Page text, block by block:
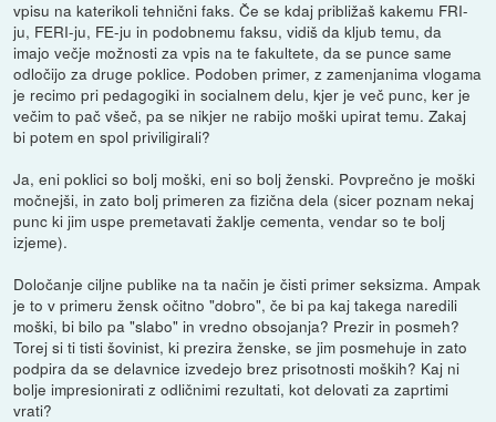
vpisu na katerikoli tehnični faks. Če se kdaj približaš kakemu FRI-
ju, FERI-ju, FE-ju in podobnemu faksu, vidiš da kljub temu, da
imajo večje možnosti za vpis na te fakultete, da se punce same
odločijo za druge poklice. Podoben primer, z zamenjanima vlogama
je recimo pri pedagogiki in socialnem delu, kjer je več punc, ker je
večim to pač všeč, pa se nikjer ne rabijo moški upirat temu. Zakaj
bi potem en spol priviligirali?
Ja, eni poklici so bolj moški, eni so bolj ženski. Povprečno je moški
močnejši, in zato bolj primeren za fizična dela (sicer poznam nekaj
punc ki jim uspe premetavati žaklje cementa, vendar so te bolj
izjeme).
Določanje ciljne publike na ta način je čisti primer seksizma. Ampak
je to v primeru žensk očitno "dobro", če bi pa kaj takega naredili
moški, bi bilo pa "slabo" in vredno obsojanja? Prezir in posmeh?
Torej si ti tisti šovinist, ki prezira ženske, se jim posmehuje in zato
podpira da se delavnice izvedejo brez prisotnosti moških? Kaj ni
bolje impresionirati z odličnimi rezultati, kot delovati za zaprtimi
vrati?